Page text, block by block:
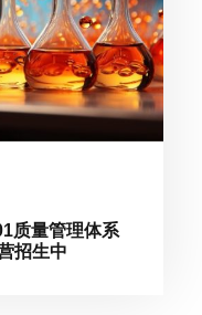
质量管理体系
招生中